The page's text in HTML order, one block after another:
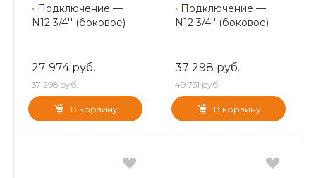
• Подключение —
N12 3/4'' (боковое)
27 974 руб.
37 298 руб.
В корзину
• Подключение —
N12 3/4'' (боковое)
37 298 руб.
49 731 руб.
В корзину